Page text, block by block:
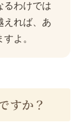
るわけでは
えれば、あ
よ。
すか？